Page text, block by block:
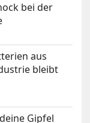
bei der
aus
bleibt
Gipfel